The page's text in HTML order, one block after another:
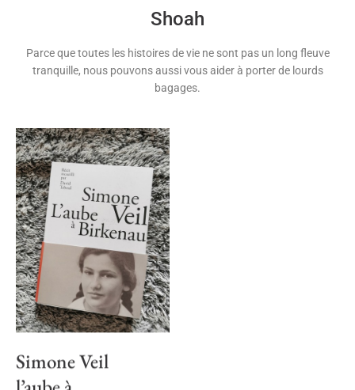
Shoah
Parce que toutes les histoires de vie ne sont pas un long fleuve
tranquille, nous pouvons aussi vous aider à porter de lourds
bagages.
Simone Veil